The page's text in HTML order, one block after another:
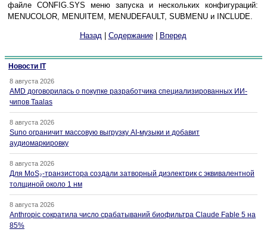
файле CONFIG.SYS меню запуска и нескольких конфигураций:
MENUCOLOR, MENUITEM, MENUDEFAULT, SUBMENU и INCLUDE.
Назад| Содержание| Вперед
Новости IT
8 августа 2026
AMD договорилась о покупке разработчика специализированных ИИ-
чипов Taalas
8 августа 2026
Suno ограничит массовую выгрузку AI-музыки и добавит
аудиомаркировку
8 августа 2026
Для MoS₂-транзистора создали затворный диэлектрик с эквивалентной
толщиной около 1 нм
8 августа 2026
Anthropic сократила число срабатываний биофильтра Claude Fable 5 на
85%